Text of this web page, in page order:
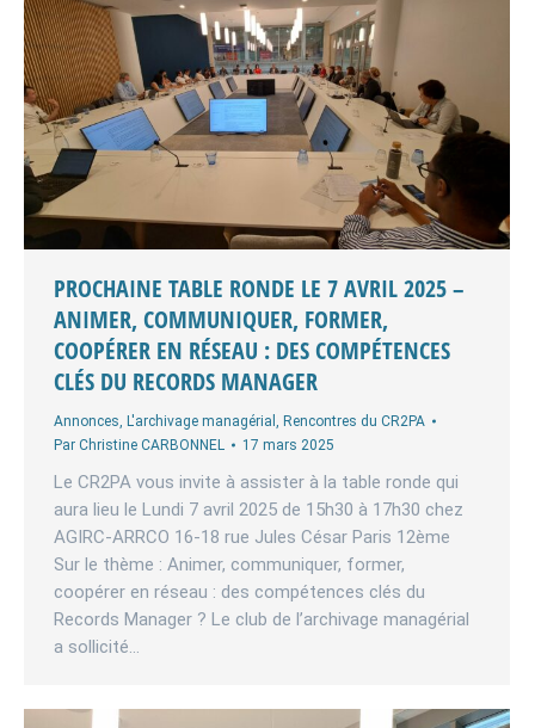
PROCHAINE TABLE RONDE LE 7 AVRIL 2025 –
ANIMER, COMMUNIQUER, FORMER,
COOPÉRER EN RÉSEAU : DES COMPÉTENCES
CLÉS DU RECORDS MANAGER
Annonces, L'archivage managérial , Rencontres du CR2PA
Par Christine CARBONNEL 17 mars 2025
Le CR2PA vous invite à assister à la table ronde qui
aura lieu le Lundi 7 avril 2025 de 15h30 à 17h30 chez
AGIRC-ARRCO 16-18 rue Jules César Paris 12ème
Sur le thème : Animer, communiquer, former,
coopérer en réseau : des compétences clés du
Records Manager ? Le club de l’archivage managérial
a sollicité…